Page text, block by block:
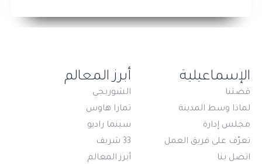
الإسماعيلية
قصتنا
لماذا وسط المدينة
مجلس إدارة
تعرّف على فريق العمل
اتصل بنا
أبرز المعالم
الشوربجي
تمارا هاوس
سينما راديو
33 شريف
أبرز المعالم